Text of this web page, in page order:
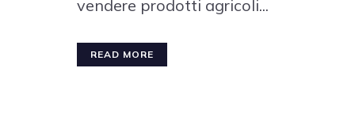
vendere prodotti agricoli...
READ MORE